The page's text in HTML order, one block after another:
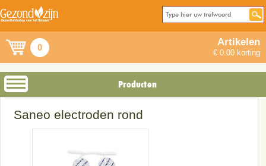
0 Artikelen
€ 0.00 korting
Producten
Saneo electroden rond